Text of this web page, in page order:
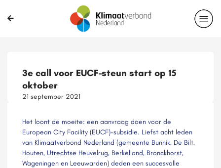
3e call voor EUCF-steun start op 15
oktober
21 september 2021
Het loont de moeite: een aanvraag doen voor de
European City Facility (EUCF)-subsidie. Liefst acht leden
van Klimaatverbond Nederland (gemeente Bunnik, De Bilt,
Houten, Utrechtse Heuvelrug, Berkelland, Bronckhorst,
Wageningen en Leeuwarden) deden een succesvolle